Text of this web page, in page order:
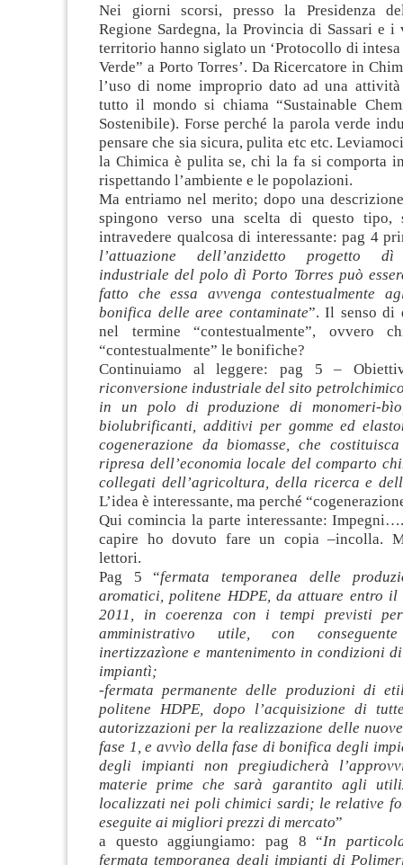
Nei giorni scorsi, presso la Presidenza
Regione Sardegna, la Provincia di Sassari e
territorio hanno siglato un ‘Protocollo di
Verde” a Porto Torres’. Da Ricercatore in
l’uso di nome improprio dato ad una
tutto il mondo si chiama “Sustainable
Sostenibile). Forse perché la parola verde
pensare che sia sicura, pulita etc etc.
la Chimica è pulita se, chi la fa si comporta
rispettando l’ambiente e le popolazioni.
Ma entriamo nel merito; dopo una
spingono verso una scelta di questo tipo,
intravedere qualcosa di interessante: pag 4
l’attuazione dell’anzidetto progetto dì
industriale del polo dì Porto Torres può
fatto che essa avvenga contestualmente
bonifica delle aree contaminate”. Il senso di
nel termine “contestualmente”, ovvero
“contestualmente” le bonifiche?
Continuiamo al leggere: pag 5 –
riconversione industriale del sito
in un polo di produzione di monomeri-
biolubrificanti, additivi per gomme ed
cogenerazione da biomasse, che
ripresa dell’economia locale del comparto
collegati dell’agricoltura, della ricerca e
L’idea è interessante, ma perché
Qui comincia la parte interessante:
capire ho dovuto fare un copia –incolla.
lettori.
Pag 5 “fermata temporanea delle
aromatici, politene HDPE, da attuare entro il
2011, in coerenza con i tempi previsti
amministrativo utile, con conseguente
inertizzazìone e mantenimento in condizioni
impiantì;
-fermata permanente delle produzioni di
politene HDPE, dopo l’acquisizione di
autorizzazioni per la realizzazione delle
fase 1, e avvìo della fase di bonifica degli
degli impianti non pregiudicherà
materie prime che sarà garantito agli
localizzati nei poli chimici sardi; le relative
eseguite ai migliori prezzi di mercato”
a questo aggiungiamo: pag 8 “In
fermata temporanea degli impianti di